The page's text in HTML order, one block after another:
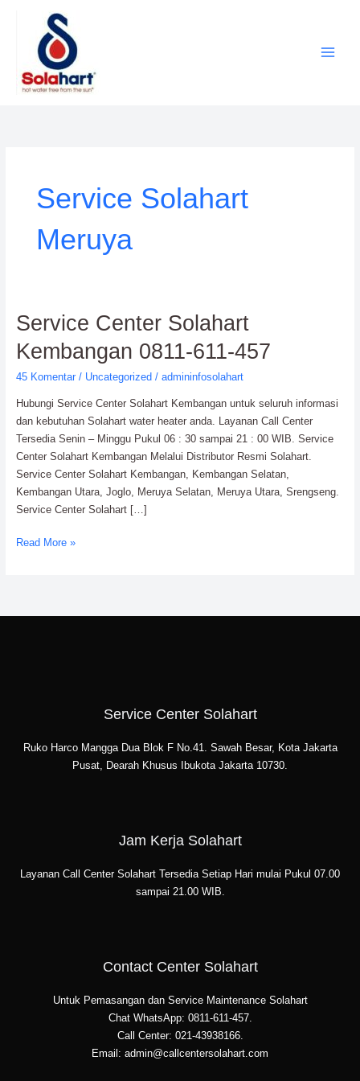
Service Solahart
Meruya
Service Center Solahart
Kembangan 0811-611-457
45 Komentar / Uncategorized / admininfosolahart
Hubungi Service Center Solahart Kembangan untuk seluruh informasi
dan kebutuhan Solahart water heater anda. Layanan Call Center
Tersedia Senin – Minggu Pukul 06 : 30 sampai 21 : 00 WIB. Service
Center Solahart Kembangan Melalui Distributor Resmi Solahart.
Service Center Solahart Kembangan, Kembangan Selatan,
Kembangan Utara, Joglo, Meruya Selatan, Meruya Utara, Srengseng.
Service Center Solahart […]
Service
Center
Solahart
Kembangan
611-
457
Read More »
Service Center Solahart
Ruko Harco Mangga Dua Blok F No.41. Sawah Besar, Kota Jakarta
Pusat, Dearah Khusus Ibukota Jakarta 10730.
Jam Kerja Solahart
Layanan Call Center Solahart Tersedia Setiap Hari mulai Pukul 07.00
sampai 21.00 WIB.
Contact Center Solahart
Untuk Pemasangan dan Service Maintenance Solahart
Chat WhatsApp: 0811-611-457.
Call Center: 021-43938166.
Email: admin@callcentersolahart.com